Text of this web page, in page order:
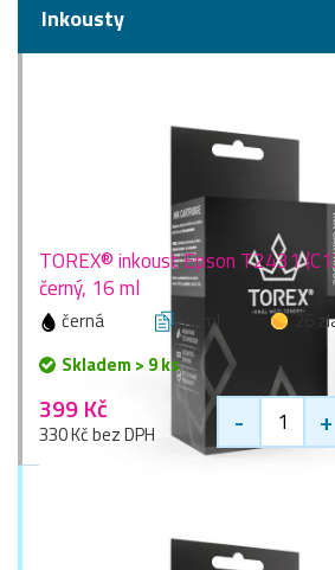
Inkousty
TOREX® inkoust Epson T2431
černý, 16 ml
černá 16 ml
26
Skladem > 9 ks
399 Kč
330 Kč bez DPH - +